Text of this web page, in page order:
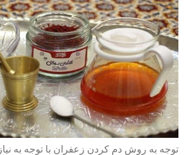
توجه به روش دم کردن زعفران با توجه به نیاز